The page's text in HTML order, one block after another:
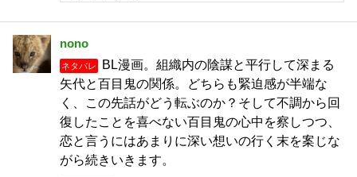
nono
ネタバレ
BL漫画。組織内の陰謀と平行して深まる
矢代と百目鬼の関係。どちらも緊迫感が半端な
く、この先話がどう転ぶのか？そして不調から回
復したことを喜べない百目鬼の心中を察しつつ、
恋と言うにはあまりに深い想いの行く末を案じな
がら続きいきます。